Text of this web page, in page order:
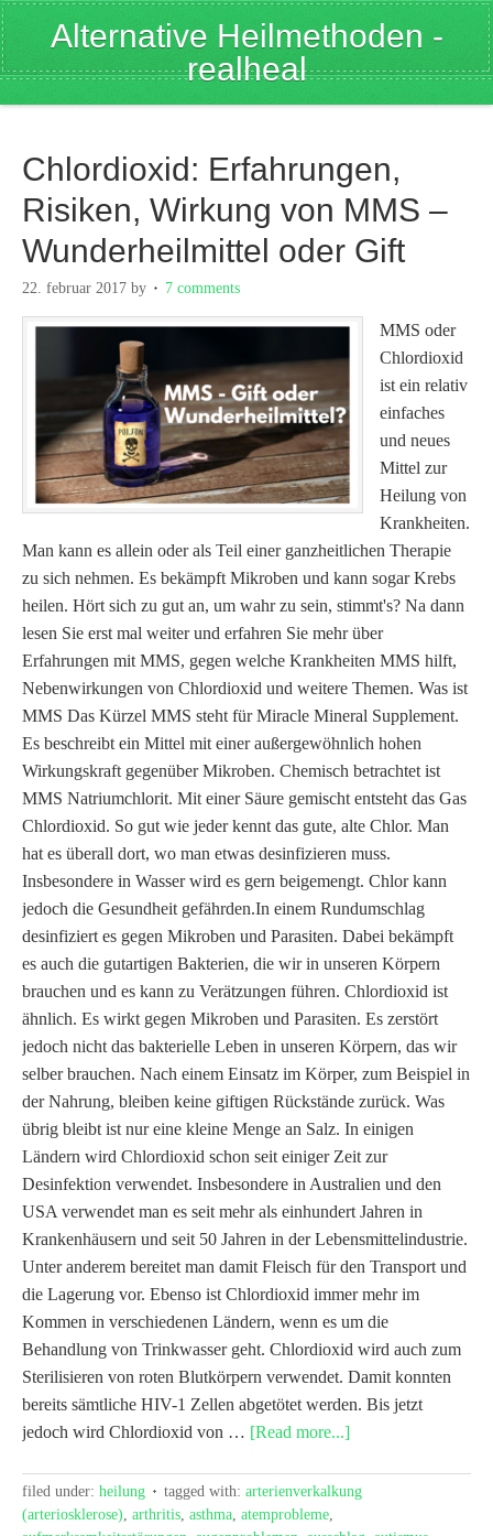
Alternative Heilmethoden -
realheal
Chlordioxid: Erfahrungen,
Risiken, Wirkung von MMS –
Wunderheilmittel oder Gift
22. februar 2017 by 7 comments
MMS oder
Chlordioxid
ist ein relativ
einfaches
und neues
Mittel zur
Heilung von
Krankheiten.
Man kann es allein oder als Teil einer ganzheitlichen Therapie
zu sich nehmen. Es bekämpft Mikroben und kann sogar Krebs
heilen. Hört sich zu gut an, um wahr zu sein, stimmt's? Na dann
lesen Sie erst mal weiter und erfahren Sie mehr über
Erfahrungen mit MMS, gegen welche Krankheiten MMS hilft,
Nebenwirkungen von Chlordioxid und weitere Themen. Was ist
MMS Das Kürzel MMS steht für Miracle Mineral Supplement.
Es beschreibt ein Mittel mit einer außergewöhnlich hohen
Wirkungskraft gegenüber Mikroben. Chemisch betrachtet ist
MMS Natriumchlorit. Mit einer Säure gemischt entsteht das Gas
Chlordioxid. So gut wie jeder kennt das gute, alte Chlor. Man
hat es überall dort, wo man etwas desinfizieren muss.
Insbesondere in Wasser wird es gern beigemengt. Chlor kann
jedoch die Gesundheit gefährden.In einem Rundumschlag
desinfiziert es gegen Mikroben und Parasiten. Dabei bekämpft
es auch die gutartigen Bakterien, die wir in unseren Körpern
brauchen und es kann zu Verätzungen führen. Chlordioxid ist
ähnlich. Es wirkt gegen Mikroben und Parasiten. Es zerstört
jedoch nicht das bakterielle Leben in unseren Körpern, das wir
selber brauchen. Nach einem Einsatz im Körper, zum Beispiel in
der Nahrung, bleiben keine giftigen Rückstände zurück. Was
übrig bleibt ist nur eine kleine Menge an Salz. In einigen
Ländern wird Chlordioxid schon seit einiger Zeit zur
Desinfektion verwendet. Insbesondere in Australien und den
USA verwendet man es seit mehr als einhundert Jahren in
Krankenhäusern und seit 50 Jahren in der Lebensmittelindustrie.
Unter anderem bereitet man damit Fleisch für den Transport und
die Lagerung vor. Ebenso ist Chlordioxid immer mehr im
Kommen in verschiedenen Ländern, wenn es um die
Behandlung von Trinkwasser geht. Chlordioxid wird auch zum
Sterilisieren von roten Blutkörpern verwendet. Damit konnten
bereits sämtliche HIV-1 Zellen abgetötet werden. Bis jetzt
jedoch wird Chlordioxid von … [Read more...]
filed under: heilung tagged with: arterienverkalkung
(arteriosklerose), arthritis, asthma, atemprobleme,